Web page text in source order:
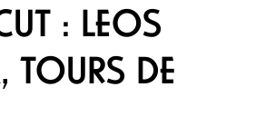
: LEOS
TOURS DE